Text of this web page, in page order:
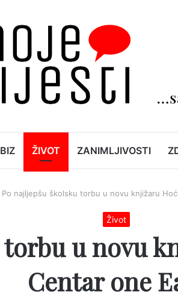
ŽIVOT ZANIMLJIVOSTI
Po najljepšu školsku torbu u novu knjižaru
Život
u novu
Centar one